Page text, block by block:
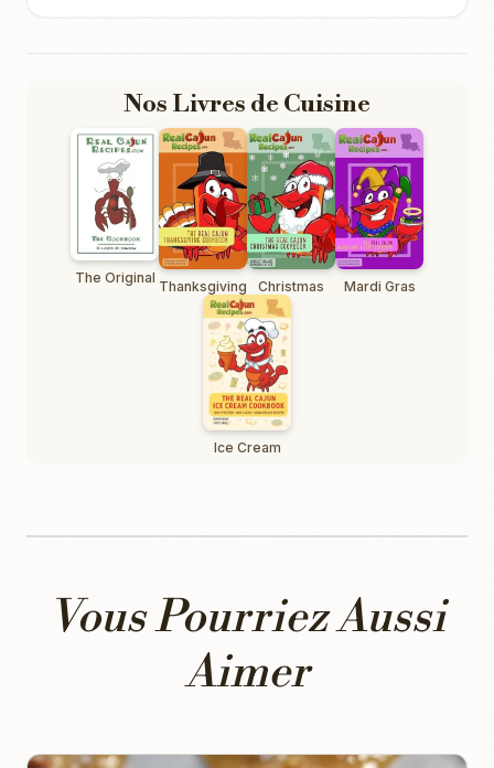
Nos Livres de Cuisine
The Original Thanksgiving Christmas Mardi Gras
Ice Cream
Vous Pourriez Aussi
Aimer